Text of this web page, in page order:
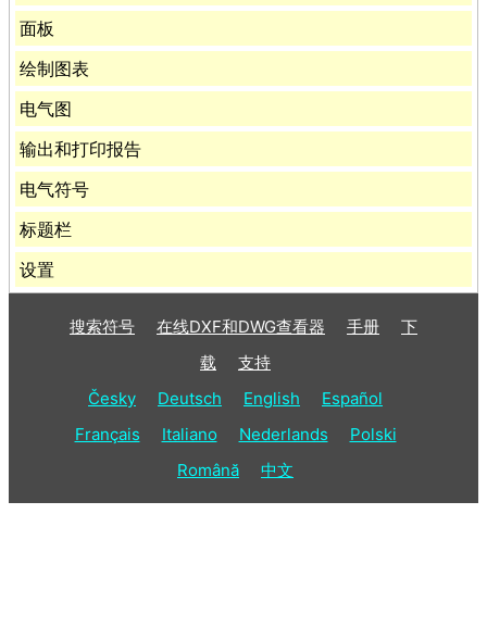
面板
绘制图表
电气图
输出和打印报告
电气符号
标题栏
设置
搜索符号 在线DXF和DWG查看器 手册
下
载
支持
Česky
Deutsch English
Español
Français
Italiano Nederlands
Polski
Română
中文